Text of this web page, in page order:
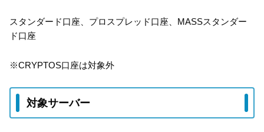
スタンダード口座、プロスプレッド口座、MASSスタンダー
ド口座
※CRYPTOS口座は対象外
対象サーバー